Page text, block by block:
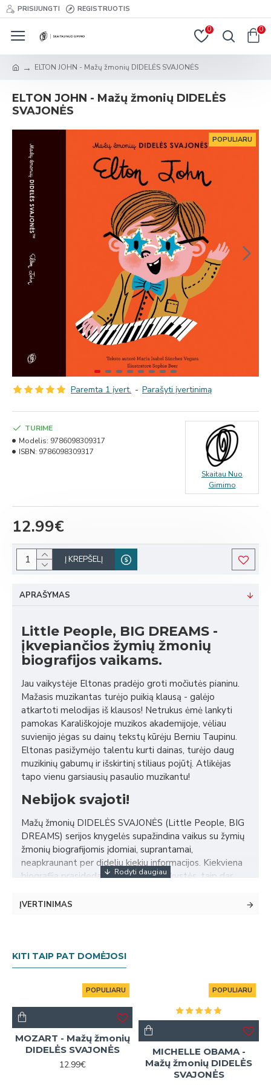
PRISIJUNGTI REGISTRUOTIS
0 0
ELTON JOHN - Mažų žmonių DIDELĖS SVAJONĖS
ELTON JOHN - Mažų žmonių DIDELĖS
SVAJONĖS
POPULIARU
Paremta 1 įvert. - Parašyti įvertinimą
12.99€
TURIME
Modelis: 9786098309317
ISBN: 9786098309317
Skaitau Nuo
Gimimo
Į KREPŠELĮ
APRAŠYMAS
Little People, BIG DREAMS -
įkvepiančios žymių žmonių
biografijos vaikams.
Jau vaikystėje Eltonas pradėjo groti močiutės pianinu.
Mažasis muzikantas turėjo puikią klausą - galėjo
atkartoti melodijas iš klausos! Netrukus ėmė lankyti
pamokas Karališkojoje muzikos akademijoje, vėliau
suvienijo jėgas su dainų tekstų kūrėju Berniu Taupinu.
Eltonas pasižymėjo talentu kurti dainas, turėjo daug
muzikinių gabumų ir išskirtinį stiliaus pojūtį. Atlikėjas
tapo vienu garsiausių pasaulio muzikantu!
Nebijok svajoti!
Mažų žmonių DIDELĖS SVAJONĖS (Little People, BIG
DREAMS) serijos knygelės supažindina vaikus su žymių
žmonių biografijomis įdomiai, suprantamai,
neapkraunant per dideliu kiekiu informacijos. Kiekviena
biografija prasideda nuo herojaus vaikystės, taip dar
Nuostabiai iliustruotos, prabangaus kolekcinio formato
Rekomenduojamas amžius:
3-9 metai. Patiks tiek
smalsiems mažyliams, tiek pradedantiems savarankiškai
skaityti!
Dydis:240 x 195 mm, 32 puslapiai
kieti viršeliai su medžiaginės juostos įrišimu
ĮVERTINIMAS
KITI TAIP PAT DOMĖJOSI
POPULIARU
MOZART - Mažų žmonių
DIDELĖS SVAJONĖS
12.99€
POPULIARU
MICHELLE OBAMA -
Mažų žmonių DIDELĖS
SVAJONĖS